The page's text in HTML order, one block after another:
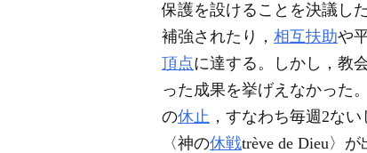
保護を設けることを決議し
補強されたり， 相互扶助や
頂点に達する。しかし，教
った成果を挙げえなかった
の休止 ，すなわち毎週2ない
〈神の休戦trève de Dieu〉